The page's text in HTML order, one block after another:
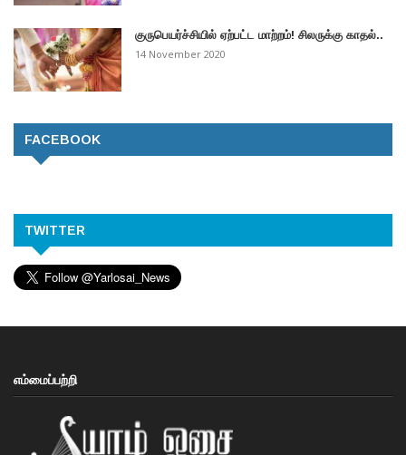
குருபெயர்ச்சியில் ஏற்பட்ட மாற்றம்! சிலருக்கு காதல்..
14 November 2020
FACEBOOK
TWITTER
எம்மைப்பற்றி